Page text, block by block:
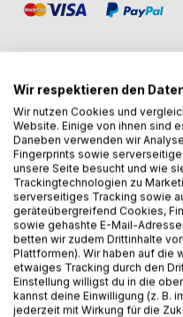
BESCHREIBUNG
In bewegenden
ein Land, das immer mehr
Vergessenen Dörfer",
durch Schicksalsschläge
Griff bekommen. In all
Hilfswerkes
Sonnenschein", dem
Regenbogen" und in den
ein Ziel gesetzt: „Sie
Wir respektieren den
Wir nutzen Cookies und
Website. Einige von ihnen sind
Daneben verwenden wir
Fingerprints sowie
unsere Seite besucht und wie
Trackingtechnologien zu
serverseitiges Tracking sowie
geräteübergreifend Cookies,
sowie gehashte E-Mail-
betten wir zudem Drittinhalte
Plattformen). Wir haben auf die
etwaiges Tracking durch den
Einstellung willigst du in die
kannst deine Einwilligung (z. B.
jederzeit mit Wirkung für die